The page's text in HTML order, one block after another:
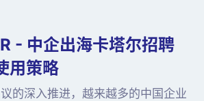
- 中企出海卡塔尔招聘
用策略
议的深入推进，越来越多的中国企业